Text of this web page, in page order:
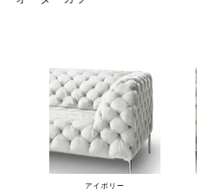
アイボリー